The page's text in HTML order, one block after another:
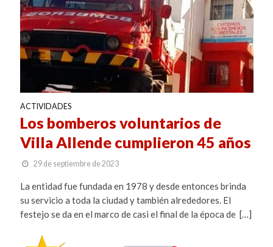
ACTIVIDADES
Los bomberos voluntarios de
Villa Allende cumplieron 45 años
29 de septiembre de 2023
La entidad fue fundada en 1978 y desde entonces brinda
su servicio a toda la ciudad y también alrededores. El
festejo se da en el marco de casi el final de la época de […]